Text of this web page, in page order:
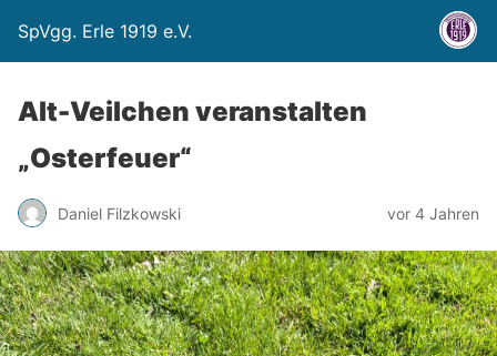
SpVgg. Erle 1919 e.V.
Alt-Veilchen veranstalten
„Osterfeuer“
Daniel Filzkowski vor 4 Jahren